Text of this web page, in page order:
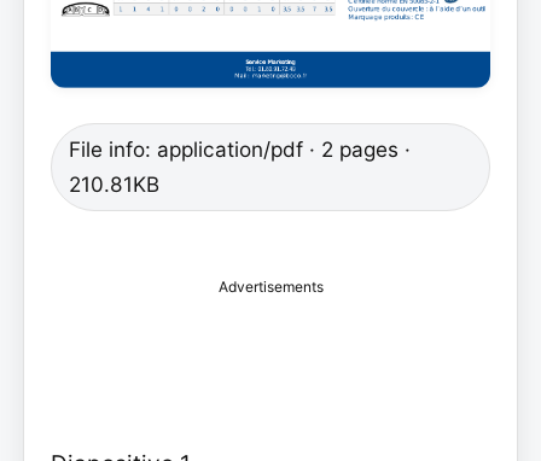
File info: application/pdf · 2 pages ·
210.81KB
Advertisements